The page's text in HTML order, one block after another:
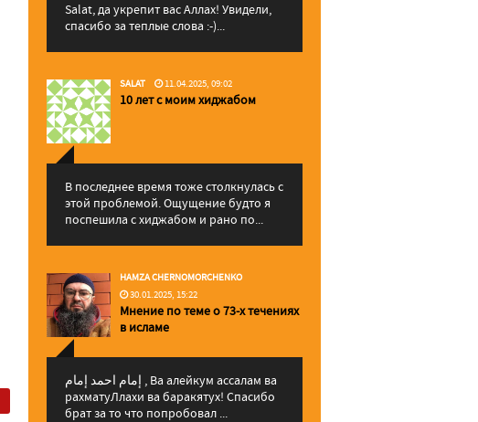
Salat, да укрепит вас Аллаx! Увидели,
спасибо за теплые слова :-)...
SALAT 11.04.2025, 09:02
10 лет с моим хиджабом
В последнее время тоже столкнулась с
этой проблемой. Ощущение будто я
поспешила с хиджабом и рано по...
HAMZA CHERNOMORCHENKO
30.01.2025, 15:22
Мнение по теме о 73-х течениях
в исламе
إمام احمد إمام , Ва алейкум ассалам ва
рахматуЛлахи ва баракятух! Спасибо
брат за то что попробовал ...